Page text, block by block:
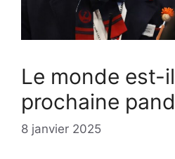
Le monde est-
prochaine
8 janvier 2025